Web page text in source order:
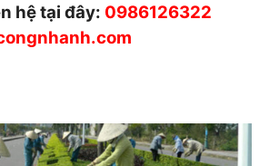
hệ tại đây: 0986126322